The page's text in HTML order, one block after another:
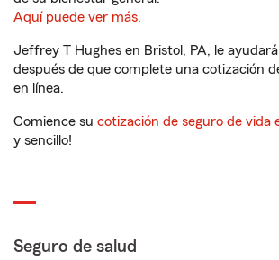
Aquí puede ver más.
Jeffrey T Hughes en Bristol, PA, le
después de que complete una cotización
en línea.
Comience su cotización de seguro de vida
y sencillo!
Seguro de salud